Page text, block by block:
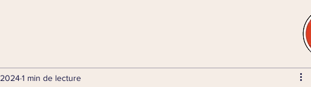
1 min de lecture